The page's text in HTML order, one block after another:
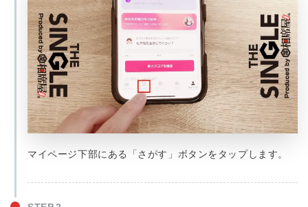
マイページ下部にある「さがす」ボタンをタップします。